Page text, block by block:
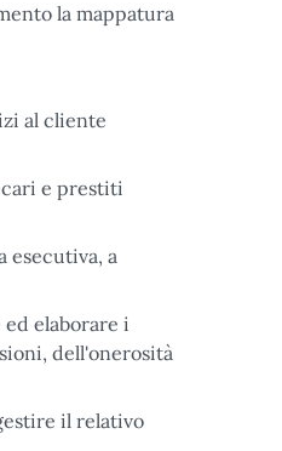
la mappatura
al cliente
e prestiti
esecutiva, a
elaborare i
dell'onerosità
il relativo